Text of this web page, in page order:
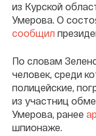
из Курской
Умерова. О
сообщил
По словам
человек, среди
полицейские,
из участниц
Умерова, ранее
шпионаже.